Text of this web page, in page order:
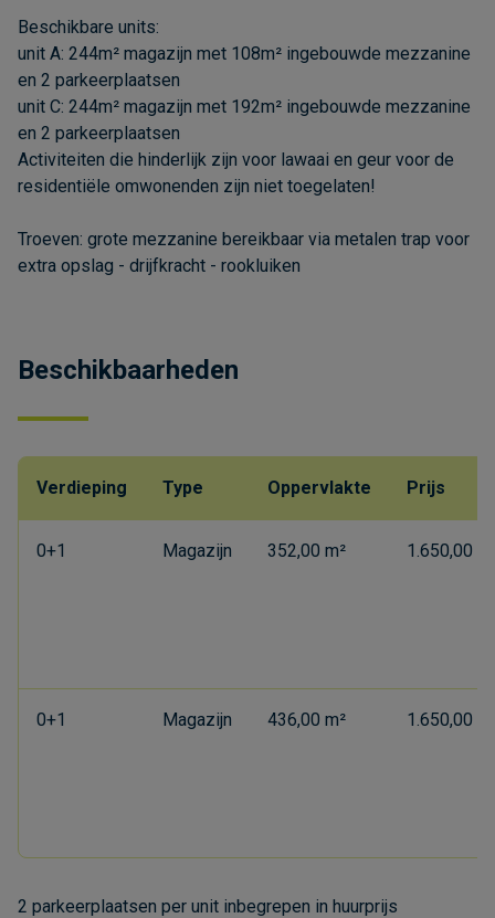
Beschikbare units:
unit A: 244m² magazijn met 108m² ingebouwde mezzanine
en 2 parkeerplaatsen
unit C: 244m² magazijn met 192m² ingebouwde mezzanine
en 2 parkeerplaatsen
Activiteiten die hinderlijk zijn voor lawaai en geur voor de
residentiële omwonenden zijn niet toegelaten!
Troeven: grote mezzanine bereikbaar via metalen trap voor
extra opslag - drijfkracht - rookluiken
Beschikbaarheden
Verdieping Type Oppervlakte Prijs
0+1 Magazijn 352,00 m² 1.650,00
0+1 Magazijn 436,00 m² 1.650,00
2 parkeerplaatsen per unit inbegrepen in huurprijs